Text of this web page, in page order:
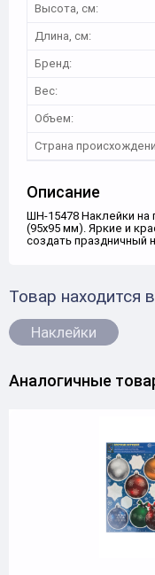
Высота, см:
Длина, см:
Бренд:
Вес:
Объем:
Страна
Описание
ШН-15478 Наклейки
(95х95 мм). Яркие и
создать праздничный
Товар находится
Наклейки
Аналогичные